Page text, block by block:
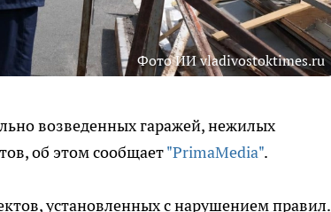
Фото ИИ vladivostoktimes.ru
возведенных гаражей, нежилых
об этом сообщает"PrimaMedia".
установленных с нарушением правил.